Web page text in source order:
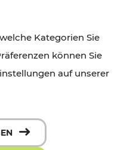
Kategorien Sie
können Sie
auf unserer